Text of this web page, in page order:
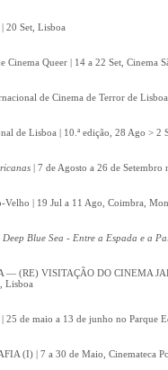
20 Set, Lisboa
Queer | 14 a 22 Set, Cinema
de Cinema de Terror de
de Lisboa | 10.ª edição, 28 Ago > 2
| 7 de Agosto a 26 de Setembro
| 19 Jul a 11 Ago, Coimbra,
Deep Blue Sea - Entre a Espada e a
(RE) VISITAÇÃO DO CINEMA
Lisboa
25 de maio a 13 de junho no Parque
(I) | 7 a 30 de Maio, Cinemateca